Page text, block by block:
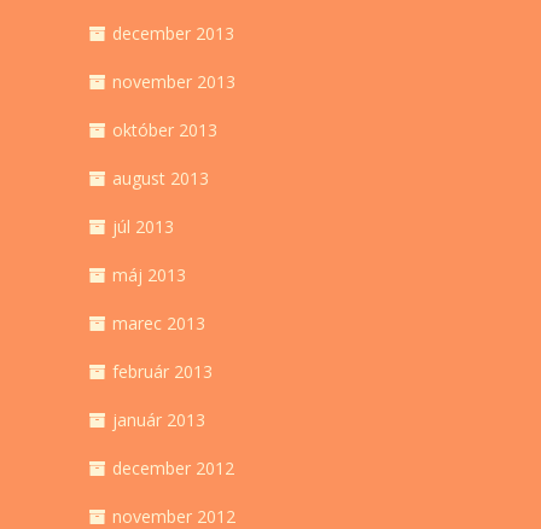
december 2013
november 2013
október 2013
august 2013
júl 2013
máj 2013
marec 2013
február 2013
január 2013
december 2012
november 2012